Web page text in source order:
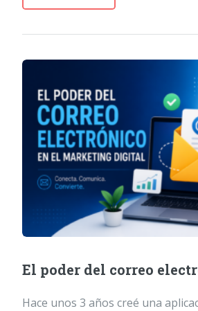
El poder del correo
Hace unos 3 años creé una